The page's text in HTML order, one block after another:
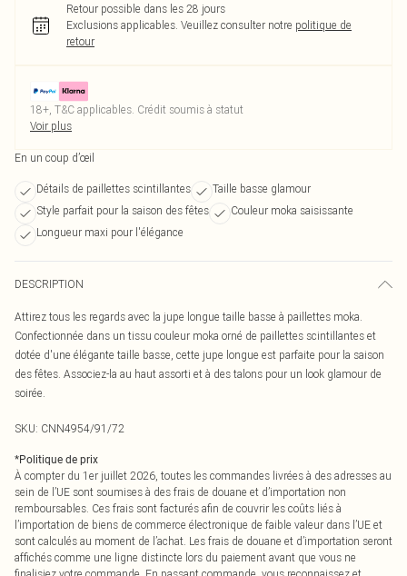
Retour possible dans les 28 jours
Exclusions applicables. Veuillez consulter notre politique de
retour
18+, T&C applicables. Crédit soumis à statut
Voir plus
En un coup d’œil
Détails de paillettes scintillantes
Taille basse glamour
Style parfait pour la saison des fêtes
Couleur moka saisissante
Longueur maxi pour l'élégance
DESCRIPTION
Attirez tous les regards avec la jupe longue taille basse à paillettes moka.
Confectionnée dans un tissu couleur moka orné de paillettes scintillantes et
dotée d'une élégante taille basse, cette jupe longue est parfaite pour la saison
des fêtes. Associez-la au haut assorti et à des talons pour un look glamour de
soirée.
SKU: CNN4954/91/72
*Politique de prix
À compter du 1er juillet 2026, toutes les commandes livrées à des adresses au
sein de l’UE sont soumises à des frais de douane et d’importation non
remboursables. Ces frais sont facturés afin de couvrir les coûts liés à
l’importation de biens de commerce électronique de faible valeur dans l’UE et
sont calculés au moment de l’achat. Les frais de douane et d’importation seront
affichés comme une ligne distincte lors du paiement avant que vous ne